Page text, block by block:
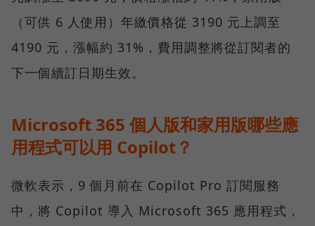
（可供 6 人使用）年繳價格從 3190 元上調至
4190 元，漲幅約 31%，費用調整將從訂閱者的
下一個續訂日期生效。
Microsoft 365 個人版和家用版哪些應
用程式可以用 Copilot？
微軟表示，9 個月前在 Copilot Pro 訂閱服務
中，將 Copilot 導入 Microsoft 365 應用程式，